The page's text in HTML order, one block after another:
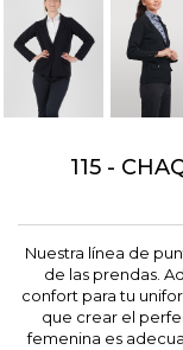
115 -
Nuestra línea de
de las prendas.
confort para tu
que crear el
femenina es